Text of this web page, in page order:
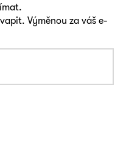
Výměnou za váš e-